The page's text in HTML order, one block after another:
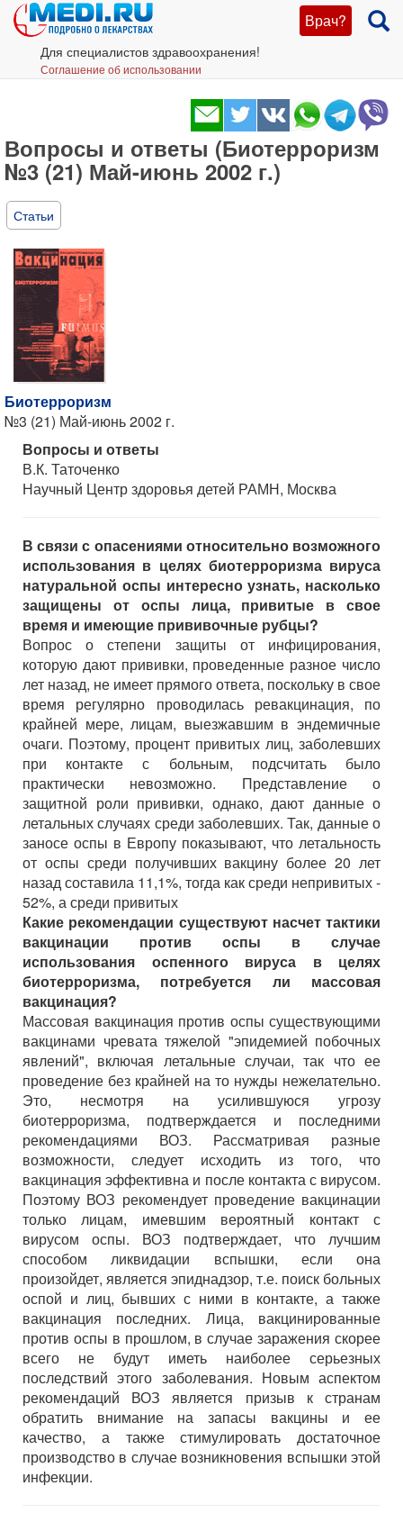
Врач?
Для специалистов здравоохранения!
Соглашение об использовании
Вопросы и ответы (Биотерроризм
№3 (21) Май-июнь 2002 г.)
Статьи
Биотерроризм
№3 (21) Май-июнь 2002 г.
Вопросы и ответы
В.К. Таточенко
Научный Центр здоровья детей РАМН, Москва
В связи с опасениями относительно возможного
использования в целях биотерроризма вируса
натуральной оспы интересно узнать, насколько
защищены от оспы лица, привитые в свое
время и имеющие прививочные рубцы?
Вопрос о степени защиты от инфицирования,
которую дают прививки, проведенные разное число
лет назад, не имеет прямого ответа, поскольку в свое
время регулярно проводилась ревакцинация, по
крайней мере, лицам, выезжавшим в эндемичные
очаги. Поэтому, процент привитых лиц, заболевших
при контакте с больным, подсчитать было
практически невозможно. Представление о
защитной роли прививки, однако, дают данные о
летальных случаях среди заболевших. Так, данные о
заносе оспы в Европу показывают, что летальность
от оспы среди получивших вакцину более 20 лет
назад составила 11,1%, тогда как среди непривитых -
52%, а среди привитых
Какие рекомендации существуют насчет тактики
вакцинации против оспы в случае
использования оспенного вируса в целях
биотерроризма, потребуется ли массовая
вакцинация?
Массовая вакцинация против оспы существующими
вакцинами чревата тяжелой "эпидемией побочных
явлений", включая летальные случаи, так что ее
проведение без крайней на то нужды нежелательно.
Это, несмотря на усилившуюся угрозу
биотерроризма, подтверждается и последними
рекомендациями ВОЗ. Рассматривая разные
возможности, следует исходить из того, что
вакцинация эффективна и после контакта с вирусом.
Поэтому ВОЗ рекомендует проведение вакцинации
только лицам, имевшим вероятный контакт с
вирусом оспы. ВОЗ подтверждает, что лучшим
способом ликвидации вспышки, если она
произойдет, является эпиднадзор, т.е. поиск больных
оспой и лиц, бывших с ними в контакте, а также
вакцинация последних. Лица, вакцинированные
против оспы в прошлом, в случае заражения скорее
всего не будут иметь наиболее серьезных
последствий этого заболевания. Новым аспектом
рекомендаций ВОЗ является призыв к странам
обратить внимание на запасы вакцины и ее
качество, а также стимулировать достаточное
производство в случае возникновения вспышки этой
инфекции.